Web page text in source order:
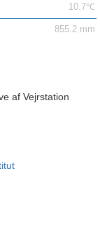
10.7℃
855.2 mm
af Vejrstation